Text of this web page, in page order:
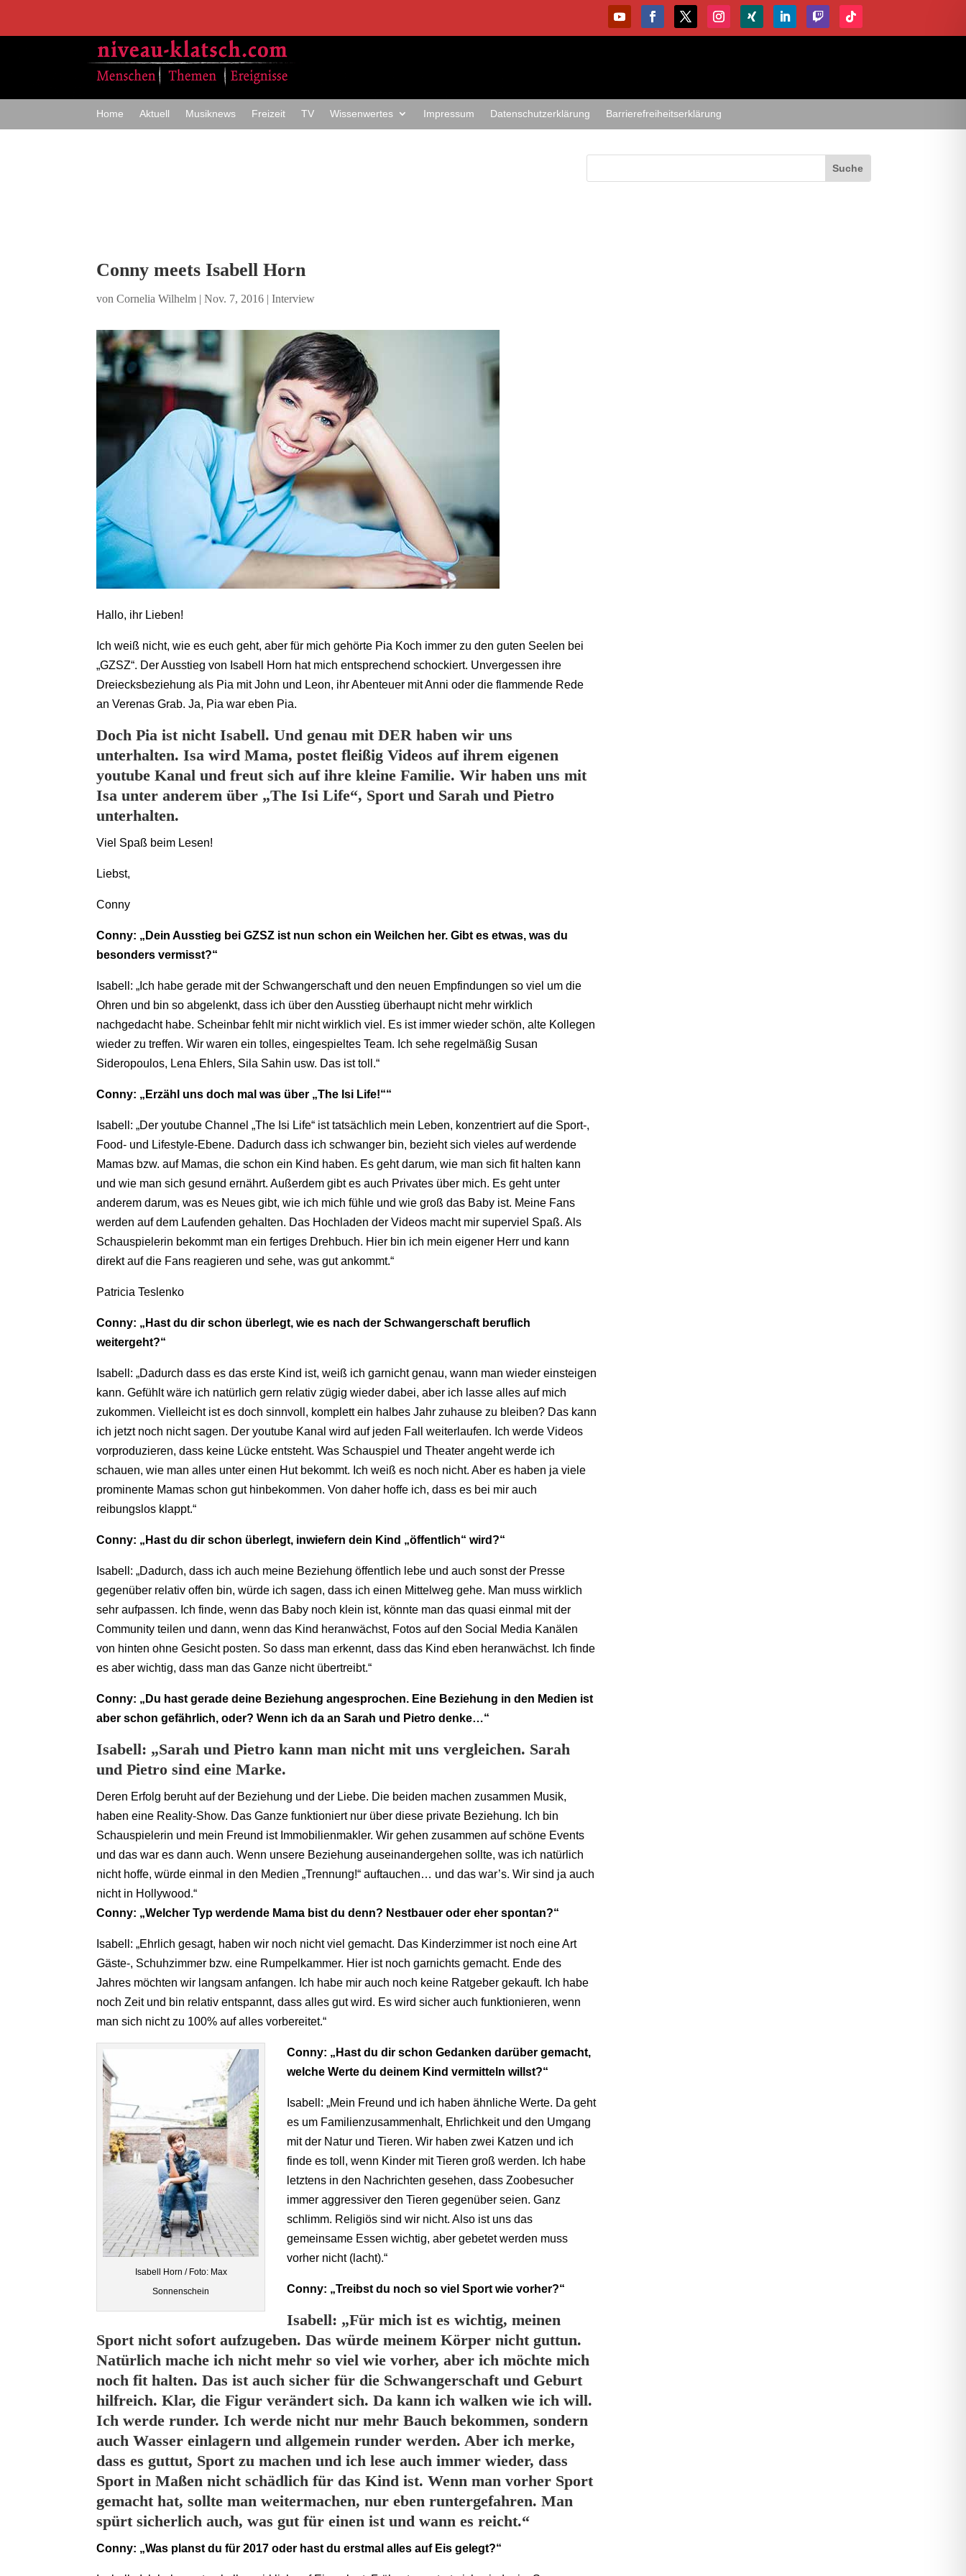
Home Aktuell Musiknews Freizeit TV Wissenwertes Impressum Datenschutzerklärung Barrierefreiheitserklärung
Conny meets Isabell Horn
vonCornelia Wilhelm |Nov. 7, 2016 |Interview
Hallo, ihr Lieben!
Ich weiß nicht, wie es euch geht, aber für mich gehörte Pia Koch immer zu den guten Seelen bei
„GZSZ“. Der Ausstieg von Isabell Horn hat mich entsprechend schockiert. Unvergessen ihre
Dreiecksbeziehung als Pia mit John und Leon, ihr Abenteuer mit Anni oder die flammende Rede
an Verenas Grab. Ja, Pia war eben Pia.
Doch Pia ist nicht Isabell. Und genau mit DER haben wir uns
unterhalten. Isa wird Mama, postet fleißig Videos auf ihrem eigenen
youtube Kanal und freut sich auf ihre kleine Familie. Wir haben uns mit
Isa unter anderem über „The Isi Life“, Sport und Sarah und Pietro
unterhalten.
Viel Spaß beim Lesen!
Liebst,
Conny
Conny: „Dein Ausstieg bei GZSZ ist nun schon ein Weilchen her. Gibt es etwas, was du
besonders vermisst?“
Isabell: „Ich habe gerade mit der Schwangerschaft und den neuen Empfindungen so viel um die
Ohren und bin so abgelenkt, dass ich über den Ausstieg überhaupt nicht mehr wirklich
nachgedacht habe. Scheinbar fehlt mir nicht wirklich viel. Es ist immer wieder schön, alte Kollegen
wieder zu treffen. Wir waren ein tolles, eingespieltes Team. Ich sehe regelmäßig Susan
Sideropoulos, Lena Ehlers, Sila Sahin usw. Das ist toll.“
Conny: „Erzähl uns doch mal was über „The Isi Life!““
Isabell: „Der youtube Channel „The Isi Life“ ist tatsächlich mein Leben, konzentriert auf die Sport-,
Food- und Lifestyle-Ebene. Dadurch dass ich schwanger bin, bezieht sich vieles auf werdende
Mamas bzw. auf Mamas, die schon ein Kind haben. Es geht darum, wie man sich fit halten kann
und wie man sich gesund ernährt. Außerdem gibt es auch Privates über mich. Es geht unter
anderem darum, was es Neues gibt, wie ich mich fühle und wie groß das Baby ist. Meine Fans
werden auf dem Laufenden gehalten. Das Hochladen der Videos macht mir superviel Spaß. Als
Schauspielerin bekommt man ein fertiges Drehbuch. Hier bin ich mein eigener Herr und kann
direkt auf die Fans reagieren und sehe, was gut ankommt.“
Patricia Teslenko
Conny: „Hast du dir schon überlegt, wie es nach der Schwangerschaft beruflich
weitergeht?“
Isabell: „Dadurch dass es das erste Kind ist, weiß ich garnicht genau, wann man wieder einsteigen
kann. Gefühlt wäre ich natürlich gern relativ zügig wieder dabei, aber ich lasse alles auf mich
zukommen. Vielleicht ist es doch sinnvoll, komplett ein halbes Jahr zuhause zu bleiben? Das kann
ich jetzt noch nicht sagen. Der youtube Kanal wird auf jeden Fall weiterlaufen. Ich werde Videos
vorproduzieren, dass keine Lücke entsteht. Was Schauspiel und Theater angeht werde ich
schauen, wie man alles unter einen Hut bekommt. Ich weiß es noch nicht. Aber es haben ja viele
prominente Mamas schon gut hinbekommen. Von daher hoffe ich, dass es bei mir auch
reibungslos klappt.“
Conny: „Hast du dir schon überlegt, inwiefern dein Kind „öffentlich“ wird?“
Isabell: „Dadurch, dass ich auch meine Beziehung öffentlich lebe und auch sonst der Presse
gegenüber relativ offen bin, würde ich sagen, dass ich einen Mittelweg gehe. Man muss wirklich
sehr aufpassen. Ich finde, wenn das Baby noch klein ist, könnte man das quasi einmal mit der
Community teilen und dann, wenn das Kind heranwächst, Fotos auf den Social Media Kanälen
von hinten ohne Gesicht posten. So dass man erkennt, dass das Kind eben heranwächst. Ich finde
es aber wichtig, dass man das Ganze nicht übertreibt.“
Conny: „Du hast gerade deine Beziehung angesprochen. Eine Beziehung in den Medien ist
aber schon gefährlich, oder? Wenn ich da an Sarah und Pietro denke…“
Isabell: „Sarah und Pietro kann man nicht mit uns vergleichen. Sarah
und Pietro sind eine Marke.
Deren Erfolg beruht auf der Beziehung und der Liebe. Die beiden machen zusammen Musik,
haben eine Reality-Show. Das Ganze funktioniert nur über diese private Beziehung. Ich bin
Schauspielerin und mein Freund ist Immobilienmakler. Wir gehen zusammen auf schöne Events
und das war es dann auch. Wenn unsere Beziehung auseinandergehen sollte, was ich natürlich
nicht hoffe, würde einmal in den Medien „Trennung!“ auftauchen… und das war’s. Wir sind ja auch
nicht in Hollywood.“
Conny: „Welcher Typ werdende Mama bist du denn? Nestbauer oder eher spontan?“
Isabell: „Ehrlich gesagt, haben wir noch nicht viel gemacht. Das Kinderzimmer ist noch eine Art
Gäste-, Schuhzimmer bzw. eine Rumpelkammer. Hier ist noch garnichts gemacht. Ende des
Jahres möchten wir langsam anfangen. Ich habe mir auch noch keine Ratgeber gekauft. Ich habe
noch Zeit und bin relativ entspannt, dass alles gut wird. Es wird sicher auch funktionieren, wenn
man sich nicht zu 100% auf alles vorbereitet.“
Isabell Horn / Foto: Max
Sonnenschein
Conny: „Hast du dir schon Gedanken darüber gemacht,
welche Werte du deinem Kind vermitteln willst?“
Isabell: „Mein Freund und ich haben ähnliche Werte. Da geht
es um Familienzusammenhalt, Ehrlichkeit und den Umgang
mit der Natur und Tieren. Wir haben zwei Katzen und ich
finde es toll, wenn Kinder mit Tieren groß werden. Ich habe
letztens in den Nachrichten gesehen, dass Zoobesucher
immer aggressiver den Tieren gegenüber seien. Ganz
schlimm. Religiös sind wir nicht. Also ist uns das
gemeinsame Essen wichtig, aber gebetet werden muss
vorher nicht (lacht).“
Conny: „Treibst du noch so viel Sport wie vorher?“
Isabell: „Für mich ist es wichtig, meinen
Sport nicht sofort aufzugeben. Das würde meinem Körper nicht guttun.
Natürlich mache ich nicht mehr so viel wie vorher, aber ich möchte mich
noch fit halten. Das ist auch sicher für die Schwangerschaft und Geburt
hilfreich. Klar, die Figur verändert sich. Da kann ich walken wie ich will.
Ich werde runder. Ich werde nicht nur mehr Bauch bekommen, sondern
auch Wasser einlagern und allgemein runder werden. Aber ich merke,
dass es guttut, Sport zu machen und ich lese auch immer wieder, dass
Sport in Maßen nicht schädlich für das Kind ist. Wenn man vorher Sport
gemacht hat, sollte man weitermachen, nur eben runtergefahren. Man
spürt sicherlich auch, was gut für einen ist und wann es reicht.“
Conny: „Was planst du für 2017 oder hast du erstmal alles auf Eis gelegt?“